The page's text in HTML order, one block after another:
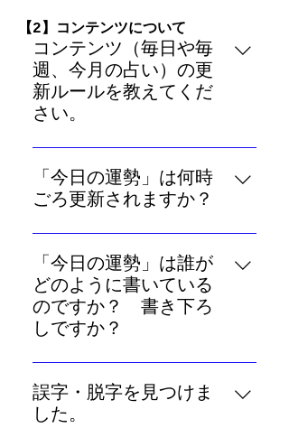
際に割引が適用されます。よろし
ければご検討ください。
ましたので、新たなご購入やご購
入済みの鑑定の再ダウンロードを
することはできません。ご理解の
ほどよろしくお願いいたします。
コンテンツ（毎日や毎
週、今月の占い）の更
新ルールを教えてくだ
さい。
ケイナー・ホロスコープの12星座
コンテンツ（占い）の更新ルール
は以下のとおりです。 ・毎週月曜
新 ・毎週土曜日：「今週の運勢」
を更新 ・毎週日曜日：「今週の運
勢」に（愛情編）を追加 ・月初ま
たは月末の土曜日：「今月の運
勢」を更新 ・今月の運勢が更新さ
「今週の運勢」を更新 ※コンテン
ツは早朝に更新されます。 ※「今
週の運勢」「今月の運勢」更新日
「今日の運勢」は何時
ごろ更新されますか？
毎日の運勢は、通常毎日午前5～6
時ごろ更新されます。運用上の都
合により、前後する場合がありま
すのでご了承ください。
「今日の運勢」は誰が
どのように書いている
のですか？ 書き下ろ
しですか？
「今日の運勢」「今週の運勢」
「今月の運勢」「今年の運勢」は
すべて、ジョナサン・ケイナーの
誤字・脱字を見つけま
した。
​【2】コンテンツについて